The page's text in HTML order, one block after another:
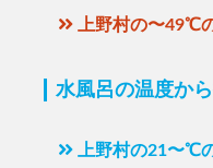
上野村の〜49℃
水風呂の温度か
上野村の21〜℃